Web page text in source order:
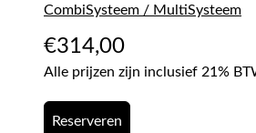
CombiSysteem / MultiSysteem
€314,00
Alle prijzen zijn inclusief 21%
Reserveren